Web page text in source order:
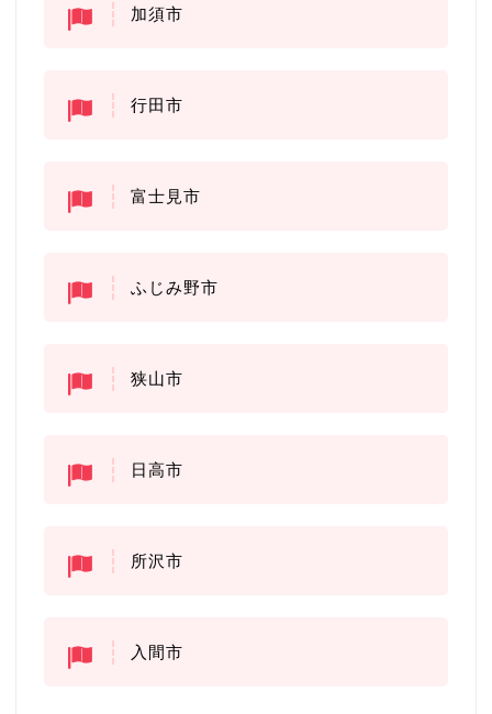
加須市
行田市
富士見市
ふじみ野市
狭山市
日高市
所沢市
入間市